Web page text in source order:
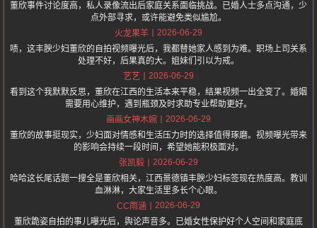
董欣事件讨论度高，私人录像流出后家庭关系面临挑战。已婚人士多点沟通，少
点外部寻求，或许能避免类似尴尬。
火龙果羊
2026-06-29
啧，这丰腴少妇董欣的自拍视频曝光后，我都替她家人感到为难。职场上司关系
处理不好，后果真的大。姐妹们引以为戒。
艺艺
2026-06-29
看到这个我默默反思，董欣在江西的生活本来平稳，结果视频一出全变了。婚姻
需要用心维护，遇到瓶颈及时求助专业帮助更好。
画画女神木婉
2026-06-29
董欣的故事挺现实，少妇面对情感和生活压力时的选择值得琢磨。视频曝光带来
的影响会持续一段时间，希望她能积极面对。
张凯毅
2026-06-29
哈哈这长尾话题一搜全是董欣相关，江西景德镇丰腴少妇标签现在热度高。教训
血淋淋，大家生活里多长个心眼。
CC雨涵
2026-06-29
董欣跪姿自拍的事儿曝光后，舆论声音多。已婚女性保护好个人空间和家庭底